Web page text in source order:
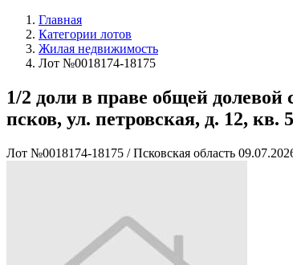
Главная
Категории лотов
Жилая недвижимость
Лот №0018174-18175
1/2 доли в праве общей долевой
псков, ул. петровская, д. 12, кв.
Лот №0018174-18175 / Псковская область